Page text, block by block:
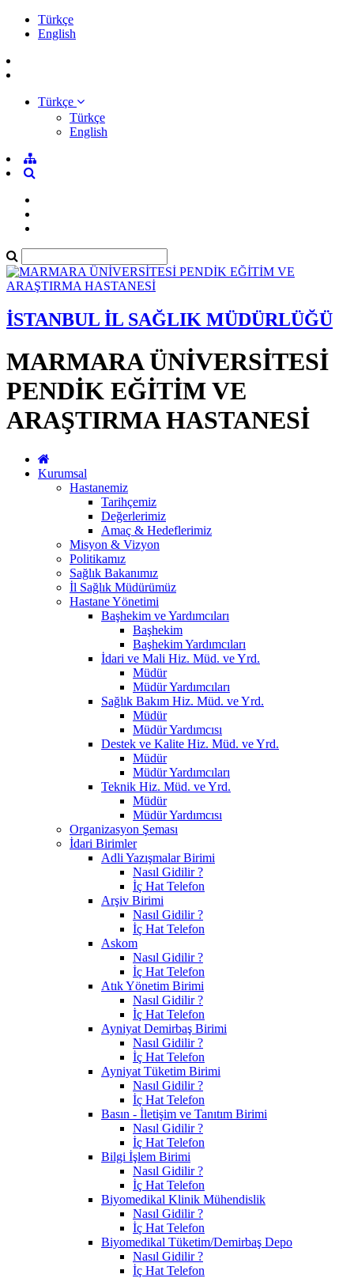
Türkçe
English
Türkçe
Türkçe
English
İSTANBUL İL SAĞLIK MÜDÜRLÜĞÜ
MARMARA ÜNİVERSİTESİ
PENDİK EĞİTİM VE
ARAŞTIRMA HASTANESİ
Kurumsal
Hastanemiz
Tarihçemiz
Değerlerimiz
Amaç & Hedeflerimiz
Misyon & Vizyon
Politikamız
Sağlık Bakanımız
İl Sağlık Müdürümüz
Hastane Yönetimi
Başhekim ve Yardımcıları
Başhekim
Başhekim Yardımcıları
İdari ve Mali Hiz. Müd. ve Yrd.
Müdür
Müdür Yardımcıları
Sağlık Bakım Hiz. Müd. ve Yrd.
Müdür
Müdür Yardımcısı
Destek ve Kalite Hiz. Müd. ve Yrd.
Müdür
Müdür Yardımcıları
Teknik Hiz. Müd. ve Yrd.
Müdür
Müdür Yardımcısı
Organizasyon Şeması
İdari Birimler
Adli Yazışmalar Birimi
Nasıl Gidilir ?
İç Hat Telefon
Arşiv Birimi
Nasıl Gidilir ?
İç Hat Telefon
Askom
Nasıl Gidilir ?
İç Hat Telefon
Atık Yönetim Birimi
Nasıl Gidilir ?
İç Hat Telefon
Ayniyat Demirbaş Birimi
Nasıl Gidilir ?
İç Hat Telefon
Ayniyat Tüketim Birimi
Nasıl Gidilir ?
İç Hat Telefon
Basın - İletişim ve Tanıtım Birimi
Nasıl Gidilir ?
İç Hat Telefon
Bilgi İşlem Birimi
Nasıl Gidilir ?
İç Hat Telefon
Biyomedikal Klinik Mühendislik
Nasıl Gidilir ?
İç Hat Telefon
Biyomedikal Tüketim/Demirbaş Depo
Nasıl Gidilir ?
İç Hat Telefon